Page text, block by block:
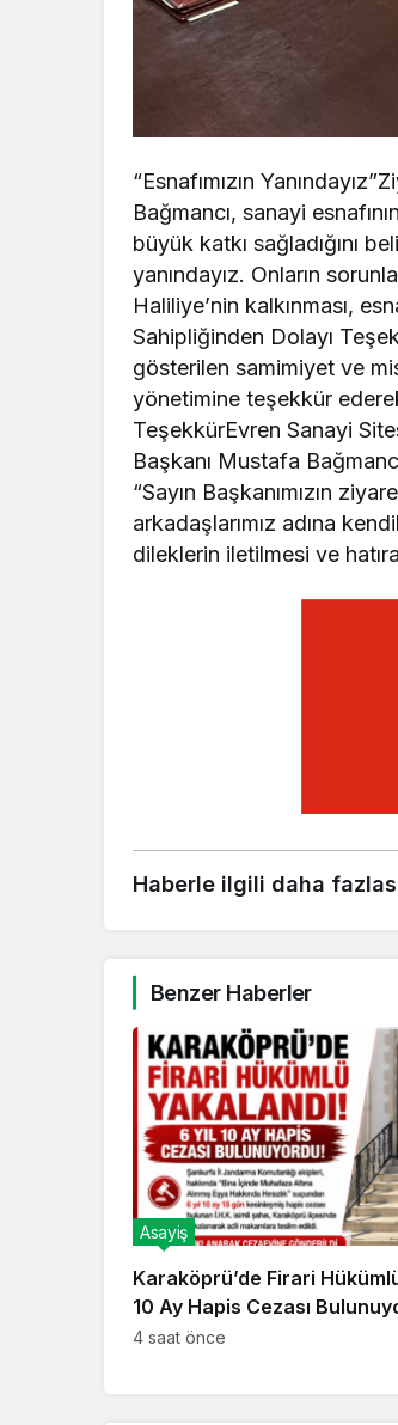
“Esnafımızın
Bağmancı, sanayi
büyük katkı sağladığını
yanındayız. Onların
Haliliye’nin kalkınması,
Sahipliğinden Dolayı
gösterilen samimiyet ve
yönetimine teşekkür
TeşekkürEvren Sanayi
Başkanı Mustafa
“Sayın Başkanımızın
arkadaşlarımız adına
dileklerin iletilmesi ve
Haberle ilgili daha
Benzer Haberler
Karaköprü’de Firari
10 Ay Hapis Cezası
Asayiş
4 saat önce